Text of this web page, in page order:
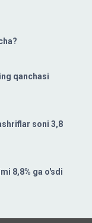
qanchasi
soni 3,8
8,8% ga o'sdi